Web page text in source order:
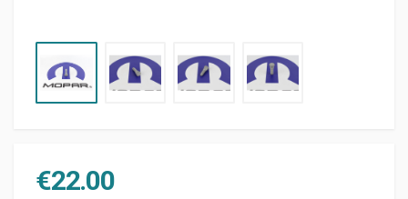
€22.00